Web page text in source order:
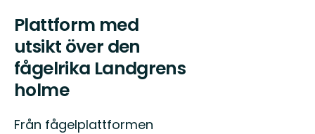
Plattform med
utsikt över den
fågelrika Landgrens
holme
Från fågelplattformen